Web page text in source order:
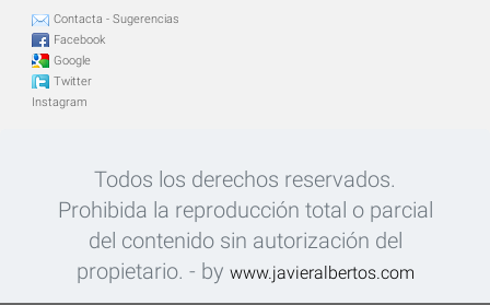
Contacta - Sugerencias
Facebook
Google
Twitter
Instagram
Todos los derechos reservados.
Prohibida la reproducción total o parcial
del contenido sin autorización del
propietario. - by www.javieralbertos.com